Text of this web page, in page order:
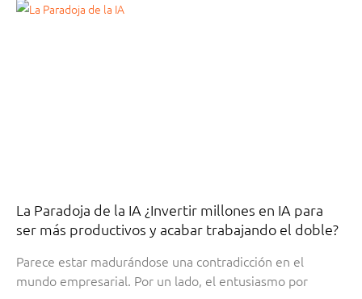
La Paradoja de la IA ¿Invertir millones en IA para
ser más productivos y acabar trabajando el doble?
Parece estar madurándose una contradicción en el
mundo empresarial. Por un lado, el entusiasmo por